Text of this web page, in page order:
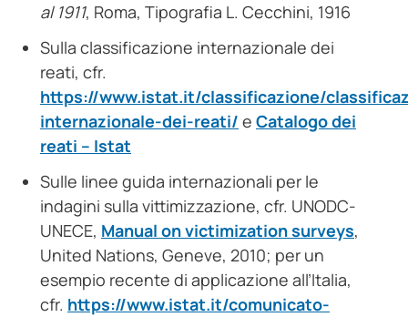
al 1911, Roma, Tipografia L. Cecchini, 1916
Sulla classificazione internazionale dei
reati, cfr.
https://www.istat.it/classificazione/
internazionale-dei-reati/ e Catalogo dei
reati – Istat
Sulle linee guida internazionali per le
indagini sulla vittimizzazione, cfr. UNODC-
UNECE, Manual on victimization surveys,
United Nations, Geneve, 2010; per un
esempio recente di applicazione all’Italia,
cfr. https://www.istat.it/comunicato-